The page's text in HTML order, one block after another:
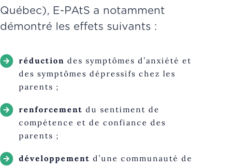
Québec), E-PAtS a notamment
démontré les effets suivants :
réduction des symptômes d’anxiété et
des symptômes dépressifs chez les
parents ;
renforcement du sentiment de
compétence et de confiance des
parents ;
développement d’une communauté de